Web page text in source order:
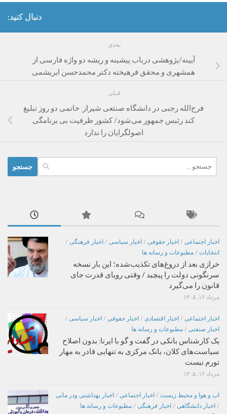
دنبال کنید:
بعدی
آیینه/پژوهشی درباب پیشینه و ریشه دو واژه فارسی از
همشهری و محقق فرهیخته دکتر محمدحسن ابریشمی
قبلی
فرج‌الله رجبی در دانشگاه صنتعی شیراز: خاتمی دو روز تبلیغ
کند رئیس جمهور می‌شود/ کشور ظرفیت بی برنامگی
اصولگرایان را ندارد
برای:
اخبار اجتماعی / اخبار حقوقی / اخبار سیاسی / اخبار فرهنگی /
انتخابات / مطبوعات و رسانه ها
خرازی بعد از دروغ‌های تکذیب‌شده؛ این بار نسخه
سرنگونی دولت را پیچید / وقتی رویای قدرت جای
قانون را می‌گیرد
مرداد ۱۶, ۱۴۰۵
اخبار اجتماعی / اخبار اقتصادی / اخبار حقوقی / اخبار سیاسی /
اخبار صنعتی / مطبوعات و رسانه ها
یک کارشناس بانکی در گفت و گو با ایرنا: بدون اصلاح
سیاست‌های کلان، بانک مرکزی به تنهایی قادر به مهار
تورم نیست
مرداد ۱۶, ۱۴۰۵
اب و هوا و محیط زیست / اخبار اجتماعی / اخبار بهداشتی ودر مانی
/ اخبار دانشگاهی / اخبار فرهنگی / مطبوعات و رسانه ها